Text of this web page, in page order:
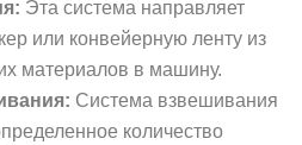
Эта система направляет
или конвейерную ленту из
материалов в машину.
Система взвешивания
количество